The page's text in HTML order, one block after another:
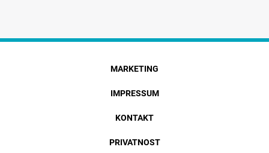
MARKETING
IMPRESSUM
KONTAKT
PRIVATNOST